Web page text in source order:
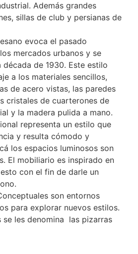
Además grandes
sillas de club y persianas de
evoca el pasado
mercados urbanos y se
década de 1930. Este estilo
a los materiales sencillos,
de acero vistas, las paredes
cristales de cuarterones de
y la madera pulida a mano.
representa un estilo que
y resulta cómodo y
los espacios luminosos son
El mobiliario es inspirado en
con el fin de darle un
son entornos
para explorar nuevos estilos.
se les denomina las pizarras